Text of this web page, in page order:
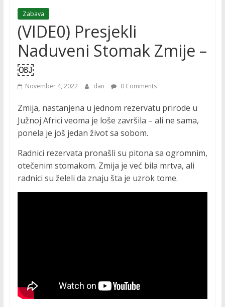
Zabava
(VIDE0) Presjekli
Naduveni Stomak Zmije –
￼
November 4, 2022 dan 0 Comments
Zmija, nastanjena u jednom rezervatu prirode u
Južnoj Africi veoma je loše završila – ali ne sama,
ponela je još jedan život sa sobom.
Radnici rezervata pronašli su pitona sa ogromnim,
otečenim stomakom. Zmija je već bila mrtva, ali
radnici su želeli da znaju šta je uzrok tome.